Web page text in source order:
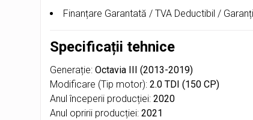
Finanțare Garantată / TVA Deductibil /
Specificații tehnice
Generație:Octavia III (2013-2019)
Modificare (Tip motor):2.0 TDI (150 CP)
Anul începerii producției:2020
Anul opririi producției:2021